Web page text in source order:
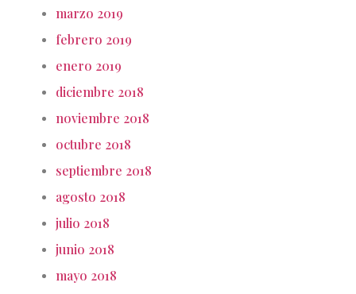
marzo 2019
febrero 2019
enero 2019
diciembre 2018
noviembre 2018
octubre 2018
septiembre 2018
agosto 2018
julio 2018
junio 2018
mayo 2018